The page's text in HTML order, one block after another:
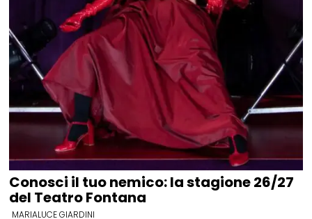
Conosci il tuo nemico: la stagione 26/27
del Teatro Fontana
MARIALUCE GIARDINI